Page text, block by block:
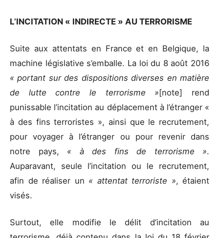
L’INCITATION « INDIRECTE » AU TERRORISME
Suite aux attentats en France et en Belgique, la
machine législative s’emballe. La loi du 8 août 2016
« portant sur des dispositions diverses en matière
de lutte contre le terrorisme »[note] rend
punissable l’incitation au déplacement à l’étranger «
à des fins terroristes », ainsi que le recrutement,
pour voyager à l’étranger ou pour revenir dans
notre pays, « à des fins de terrorisme ».
Auparavant, seule l’incitation ou le recrutement,
afin de réaliser un « attentat terroriste », étaient
visés.
Surtout, elle modifie le délit d’incitation au